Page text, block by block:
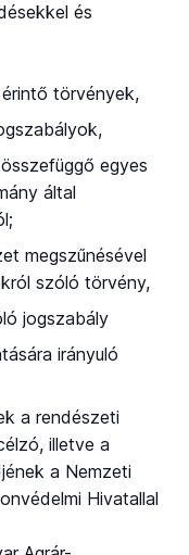
és
törvények,
egyes
által
megszűnésével
szóló törvény,
jogszabály
irányuló
a rendészeti
illetve a
a Nemzeti
Hivatallal